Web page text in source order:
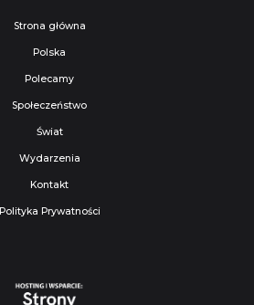
Strona główna
Polska
Polecamy
Społeczeństwo
Świat
Wydarzenia
Kontakt
Polityka Prywatności